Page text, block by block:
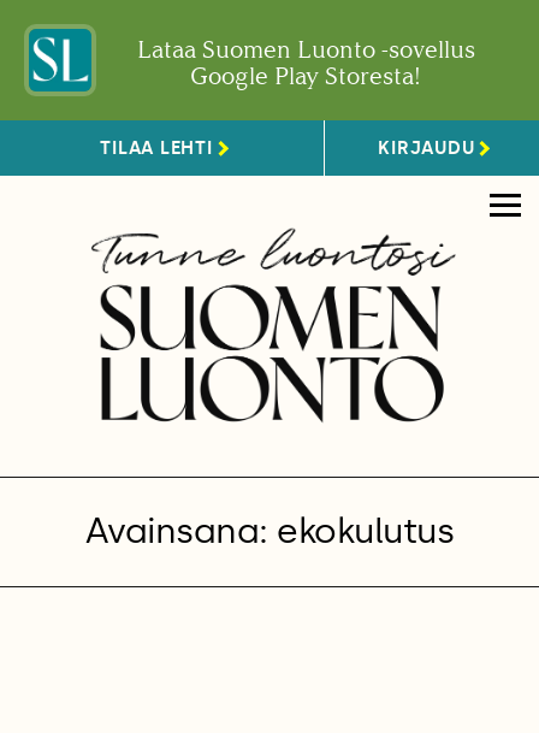
Lataa Suomen Luonto -sovellus
Google Play Storesta!
TILAA LEHTI KIRJAUDU
Avainsana: ekokulutus